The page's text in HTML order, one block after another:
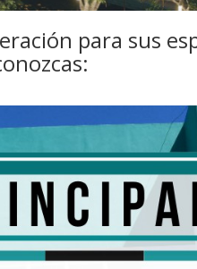
para sus